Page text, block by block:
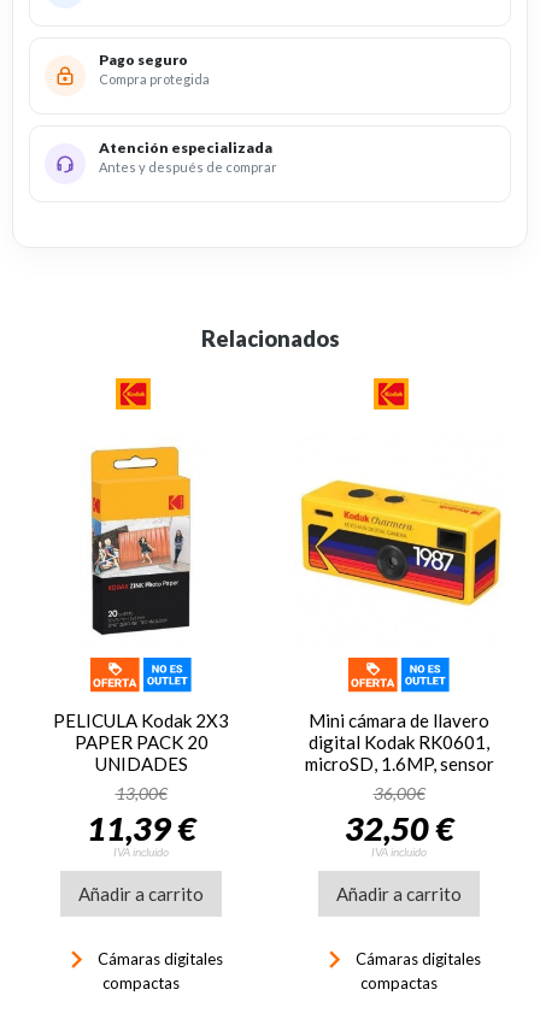
Pago seguro
Compra protegida
Atención especializada
Antes y después de comprar
Relacionados
PELICULA Kodak 2X3
PAPER PACK 20
UNIDADES
13,00€
11,39 €
IVA incluido
Añadir a carrito
keyboard_arrow_right
Cámaras digitales
compactas
Mini cámara de llavero
digital Kodak RK0601,
microSD, 1.6MP, sensor
CMos, color al azar, leer
descripción colores
disponibles
36,00€
32,50 €
IVA incluido
Añadir a carrito
keyboard_arrow_right
Cámaras digitales
compactas